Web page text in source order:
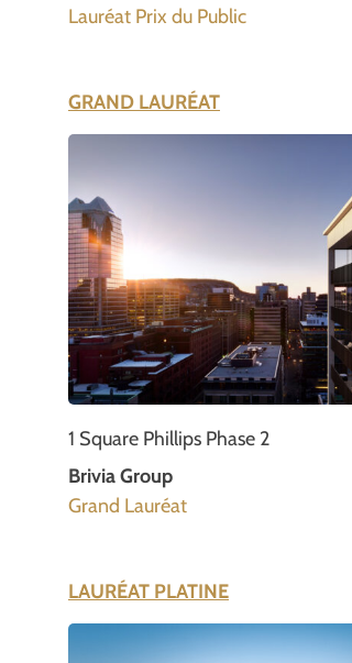
Lauréat Prix du Public
GRAND LAURÉAT
1 Square Phillips Phase 2
Brivia Group
Grand Lauréat
LAURÉAT PLATINE